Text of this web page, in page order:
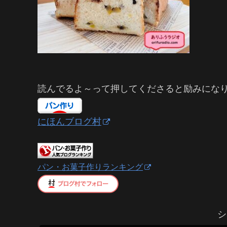
読んでるよ～って押してくださると励みにな
にほんブログ村
パン・お菓子作りランキング